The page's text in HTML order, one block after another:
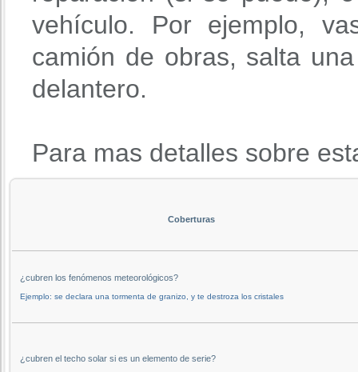
vehículo. Por ejemplo,
camión de obras, salta
delantero.
Para mas detalles sobre
Coberturas
¿cubren los fenómenos meteorológicos?
Ejemplo: se declara una tormenta de granizo, y te destroza los cristales
¿cubren el techo solar si es un elemento de serie?